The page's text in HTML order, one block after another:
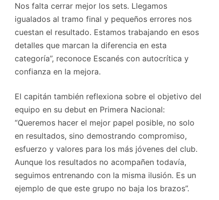
Nos falta cerrar mejor los sets. Llegamos
igualados al tramo final y pequeños errores nos
cuestan el resultado. Estamos trabajando en esos
detalles que marcan la diferencia en esta
categoría”, reconoce Escanés con autocrítica y
confianza en la mejora.
El capitán también reflexiona sobre el objetivo del
equipo en su debut en Primera Nacional:
“Queremos hacer el mejor papel posible, no solo
en resultados, sino demostrando compromiso,
esfuerzo y valores para los más jóvenes del club.
Aunque los resultados no acompañen todavía,
seguimos entrenando con la misma ilusión. Es un
ejemplo de que este grupo no baja los brazos”.